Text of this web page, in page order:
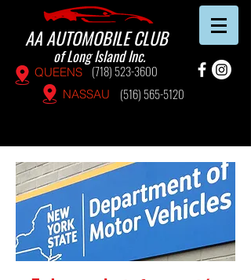
AA AUTOMOBILE CLUB
of Long Island Inc.
QUEENS (718) 523-3600
NASSAU (516) 565-5120